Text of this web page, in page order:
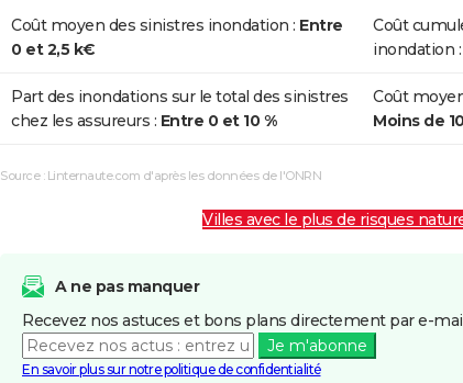
Coût moyen des sinistres inondation : Entre
0 et 2,5 k€
Coût
inondation :
Part des inondations sur le total des sinistres
chez les assureurs : Entre 0 et 10 %
Coût
Moins de
Source : Linternaute.com d'après les données de l'ONRN
Villes avec le plus de risques
A ne pas manquer
Recevez nos astuces et bons plans directement par e-
Je m'abonne
En savoir plus sur notre politique de confidentialité